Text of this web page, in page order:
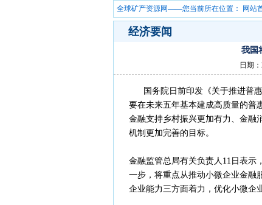
全球矿产资源网——您当前所在位置：
网站
经济要闻
我国
日期
国务院日前印发《关于推进普惠
要在未来五年基本建成高质量的普
金融支持乡村振兴更加有力、金融
机制更加完善的目标。
金融监管总局有关负责人11日表示
一步，将重点从推动小微企业金融
企业能力三方面着力，优化小微企